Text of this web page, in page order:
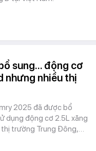
sung... động cơ
nhưng nhiều thị
2025 đã được bổ
dụng động cơ 2.5L xăng
trường Trung Đông,…